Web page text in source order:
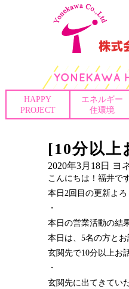
HAPPY
PROJECT
エネルギー
住環境
[10分以上
2020年3月18日 ヨ
こんにちは！福井です
本日2回目の更新よろ
・
本日の営業活動の結
本日は、5名の方と
玄関先で10分以上お
・
玄関先に出てきてい